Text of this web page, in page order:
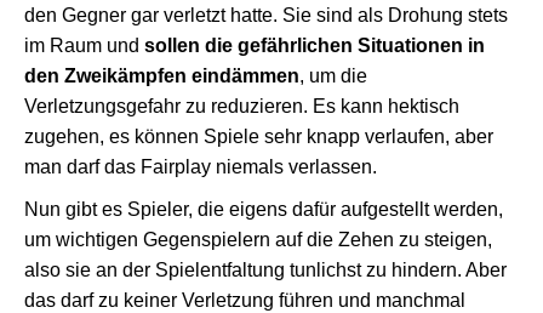
den Gegner gar verletzt hatte. Sie sind als Drohung stets
im Raum und sollen die gefährlichen Situationen in
den Zweikämpfen eindämmen, um die
Verletzungsgefahr zu reduzieren. Es kann hektisch
zugehen, es können Spiele sehr knapp verlaufen, aber
man darf das Fairplay niemals verlassen.
Nun gibt es Spieler, die eigens dafür aufgestellt werden,
um wichtigen Gegenspielern auf die Zehen zu steigen,
also sie an der Spielentfaltung tunlichst zu hindern. Aber
das darf zu keiner Verletzung führen und manchmal